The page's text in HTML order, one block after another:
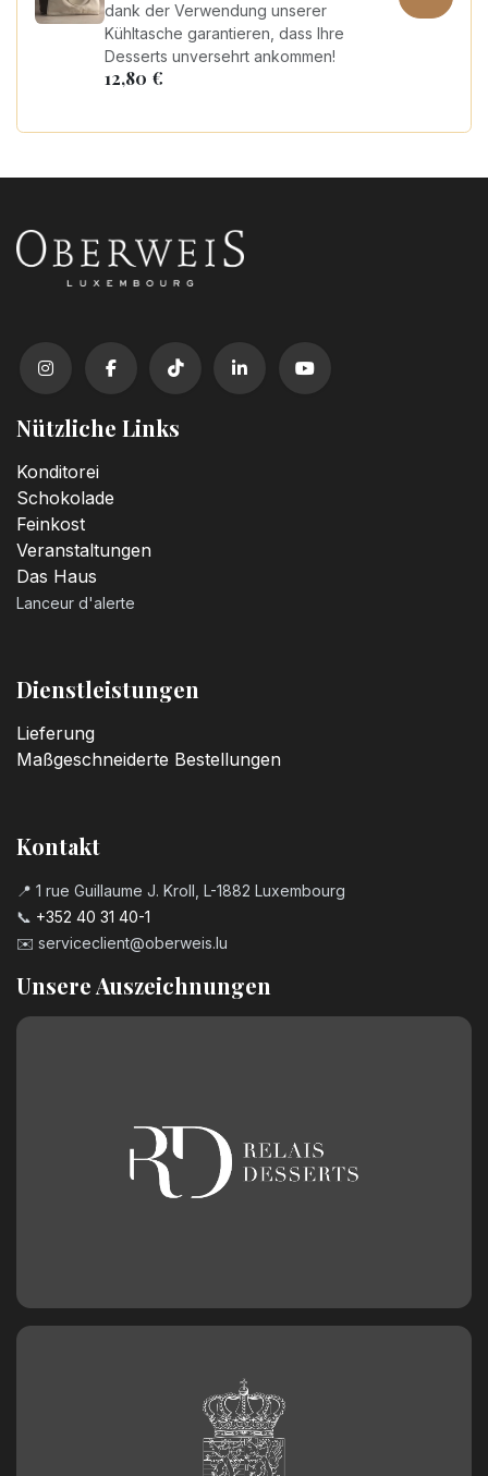
dank der Verwendung unserer
Kühltasche garantieren, dass Ihre
Desserts unversehrt ankommen!
12,80 €
Nützliche Links
Konditorei
Schokolade
Feinkost
Veranstaltungen
Das Haus
Lanceur d'alerte
Dienstleistungen
Lieferung
Maßgeschneiderte Bestellungen
Kontakt
📍 1 rue Guillaume J. Kroll, L-1882 Luxembourg
📞 +352 40 31 40-1
✉️ serviceclient@oberweis.lu
Unsere Auszeichnungen